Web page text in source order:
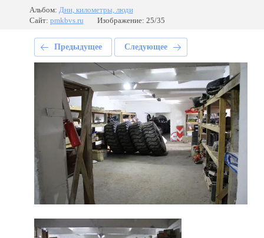
Альбом: Дни, километры, люди
Сайт: pmkbvs.ru Изображение: 25/35
Предыдущее Следующее